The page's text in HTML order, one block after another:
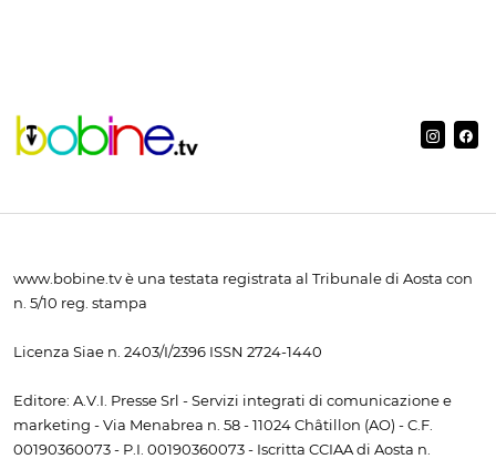
www.bobine.tv è una testata registrata al Tribunale di Aosta con
n. 5/10 reg. stampa
Licenza Siae n. 2403/I/2396 ISSN 2724-1440
Editore: A.V.I. Presse Srl - Servizi integrati di comunicazione e
marketing - Via Menabrea n. 58 - 11024 Châtillon (AO) - C.F.
00190360073 - P.I. 00190360073 - Iscritta CCIAA di Aosta n.